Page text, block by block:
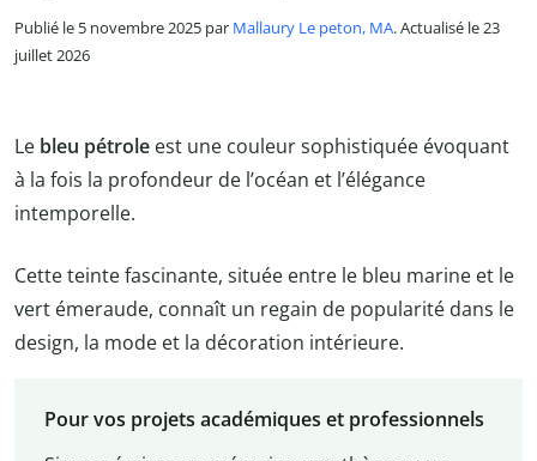
Publié le 5 novembre 2025 par Mallaury Le peton, MA. Actualisé le 23
juillet 2026
Le bleu pétrole est une couleur sophistiquée évoquant
à la fois la profondeur de l’océan et l’élégance
intemporelle.
Cette teinte fascinante, située entre le bleu marine et le
vert émeraude, connaît un regain de popularité dans le
design, la mode et la décoration intérieure.
Pour vos projets académiques et professionnels